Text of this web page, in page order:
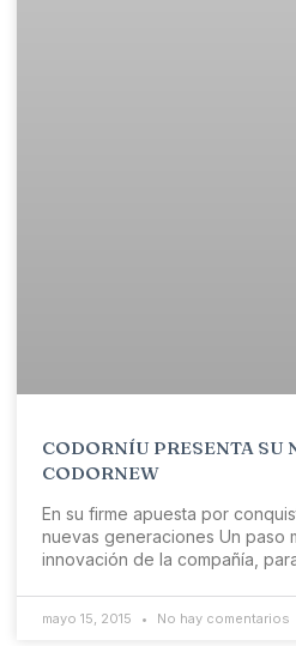
CODORNÍU PRESENTA SU
CODORNEW
En su firme apuesta por
nuevas generaciones Un paso
innovación de la compañía,
mayo 15, 2015 No hay comentarios